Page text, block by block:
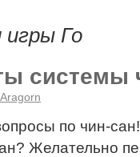
игры Го
системы
Aragorn
по чин-
Желательно